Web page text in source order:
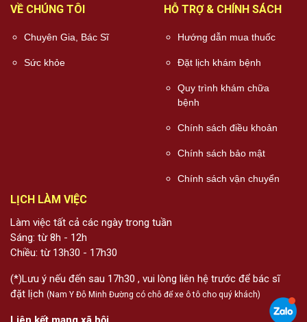
VỀ CHÚNG TÔI
Chuyên Gia, Bác Sĩ
Sức khỏe
HỖ TRỢ & CHÍNH SÁCH
Hướng dẫn mua thuốc
Đặt lịch khám bệnh
Quy trình khám chữa
bệnh
Chính sách điều khoản
Chính sách bảo mật
Chính sách vận chuyển
LỊCH LÀM VIỆC
Làm việc tất cả các ngày trong tuần
Sáng: từ 8h - 12h
Chiều: từ 13h30 - 17h30
(*)Lưu ý nếu đến sau 17h30 , vui lòng liên hệ trước để bác sĩ
đặt lịch (Nam Y Đỗ Minh Đường có chỗ để xe ô tô cho quý khách)